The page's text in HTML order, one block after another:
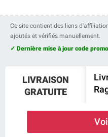
Ce site contient des liens
ajoutés et vérifiés manuellement.
✓ Dernière mise à jour code
LIVRAISON
GRATUITE